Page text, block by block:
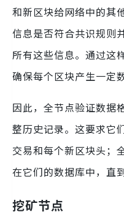
和新区块给网络中的其
信息是否符合共识规则
所有这些信息。通过这
确保每个区块产生一定
因此，全节点验证数据
整历史记录。这要求它
交易和每个新区块头；
在它们的数据库中，直
挖矿节点